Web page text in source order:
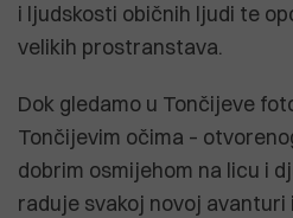
i ljudskosti običnih ljudi te
velikih prostranstava.
Dok gledamo u Tončijeve
Tončijevim očima –
dobrim osmijehom na licu i
raduje svakoj novoj avanturi